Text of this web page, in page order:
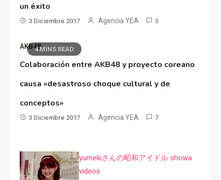
un éxito
3 Diciembre 2017 Agencia YEA 3
4 MINS READ
AKB48
Colaboración entre AKB48 y proyecto coreano
causa «desastroso choque cultural y de
conceptos»
3 Diciembre 2017 Agencia YEA 7
yumekiさんの昭和アイドル showa
videos